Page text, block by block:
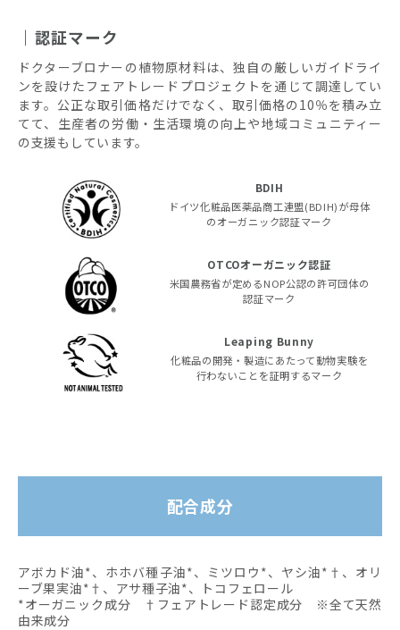
認証マーク
ドクターブロナーの植物原材料は、独自の厳しいガイドライ
ンを設けたフェアトレードプロジェクトを通じて調達してい
ます。公正な取引価格だけでなく、取引価格の10％を積み立
てて、生産者の労働・生活環境の向上や地域コミュニティー
の支援もしています。
BDIH
ドイツ化粧品医薬品商工連盟(BDIH)が母体
のオーガニック認証マーク
OTCOオーガニック認証
米国農務省が定めるNOP公認の許可団体の
認証マーク
Leaping Bunny
化粧品の開発・製造にあたって動物実験を
行わないことを証明するマーク
配合成分
アボカド油*、ホホバ種子油*、ミツロウ*、ヤシ油*†、オリ
ーブ果実油*†、アサ種子油*、トコフェロール
*オーガニック成分 †フェアトレード認定成分 ※全て天然
由来成分